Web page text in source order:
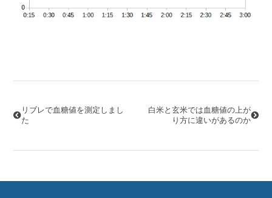
稿
ナリブレで血糖値を測定しまし
た
白米と玄米では血糖値の上が
り方に違いがあるのか